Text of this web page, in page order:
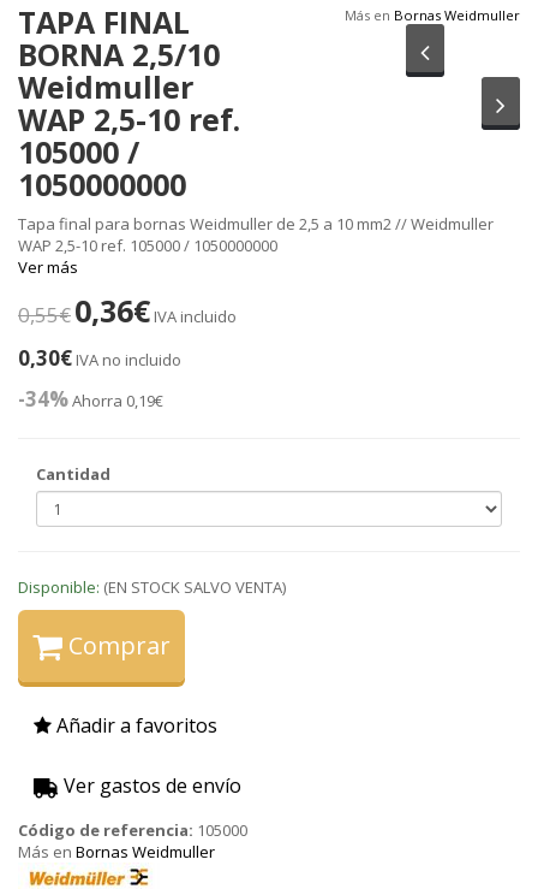
Más en Bornas Weidmuller
Anterior
TAPA FINAL
BORNA 2,5/10
Weidmuller
WAP 2,5-10 ref.
105000 /
1050000000
Tapa final para bornas Weidmuller de 2,5 a 10 mm2 // Weidmuller
WAP 2,5-10 ref. 105000 / 1050000000
Ver más
0,55€0,36€ IVA incluido
0,30€ IVA no incluido
-34%Ahorra 0,19€
Cantidad
Disponible: (EN STOCK SALVO VENTA)
Comprar
Añadir a favoritos
Ver gastos de envío
Código de referencia: 105000
Más en Bornas Weidmuller